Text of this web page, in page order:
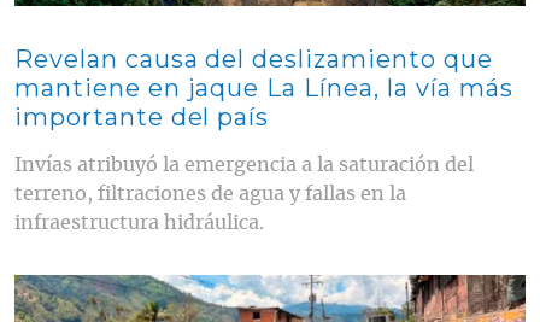
Revelan causa del deslizamiento que
mantiene en jaque La Línea, la vía más
importante del país
Invías atribuyó la emergencia a la saturación del
terreno, filtraciones de agua y fallas en la
infraestructura hidráulica.
Contenido multimedia principal